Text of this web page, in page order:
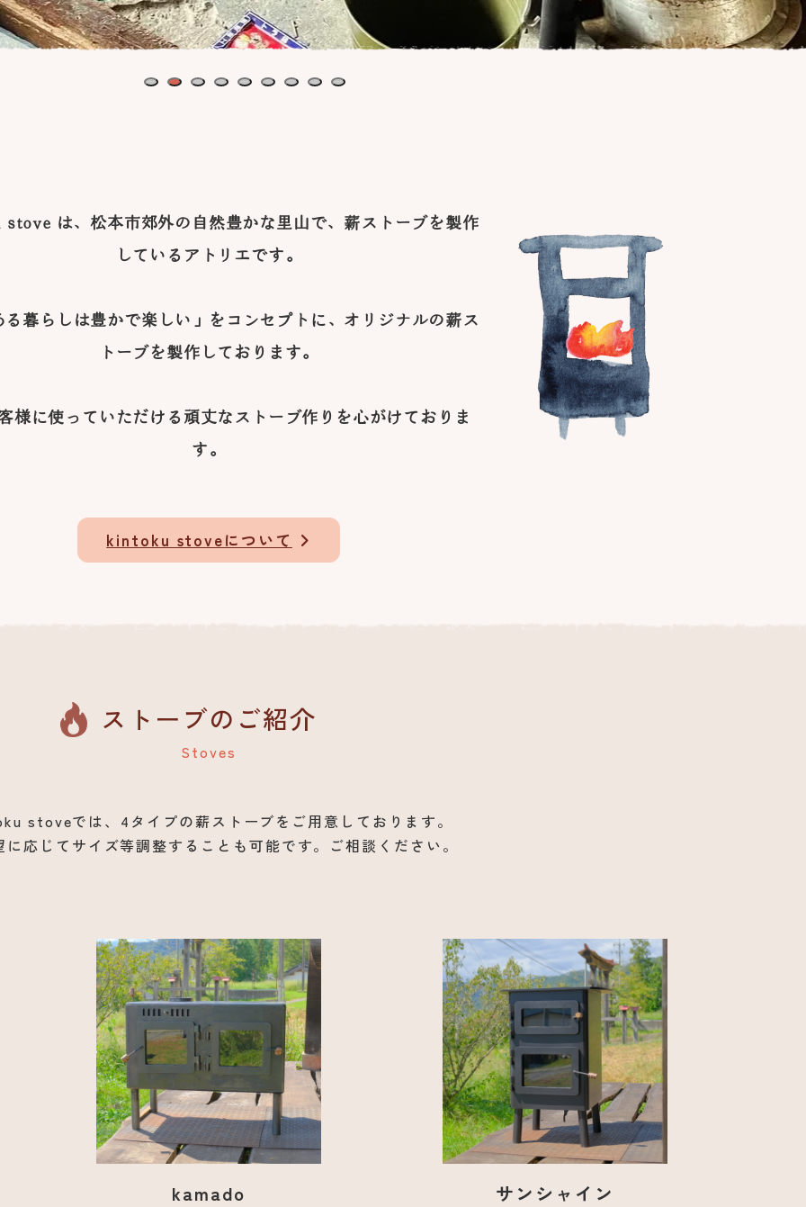
1 2 3 4 5 6 7 8 9
は、松本市郊外の自然豊かな里山で、薪ストーブを製作
しているアトリエです。
る暮らしは豊かで楽しい」をコンセプトに、オリジナルの薪ス
トーブを製作しております。
様に使っていただける頑丈なストーブ作りを心がけておりま
す。
kintoku stoveについて
ストーブのご紹介
stoveでは、4タイプの薪ストーブをご用意しております。
に応じてサイズ等調整することも可能です。ご相談ください。
kamado サンシャイン